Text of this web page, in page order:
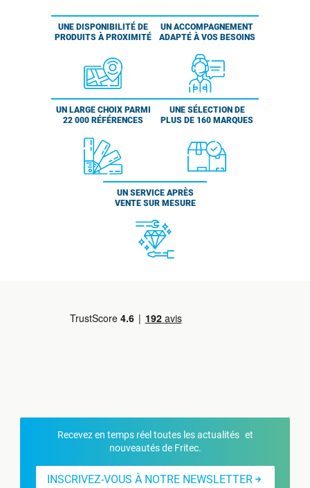
UNE DISPONIBILITÉ DE
PRODUITS À PROXIMITÉ
UN ACCOMPAGNEMENT
ADAPTÉ À VOS BESOINS
UN LARGE CHOIX PARMI
22 000 RÉFÉRENCES
UNE SÉLECTION DE
PLUS DE 160 MARQUES
UN SERVICE APRÈS
VENTE SUR MESURE
Recevez en temps réel toutes les actualités et
nouveautés de Fritec.
INSCRIVEZ-VOUS À NOTRE NEWSLETTER